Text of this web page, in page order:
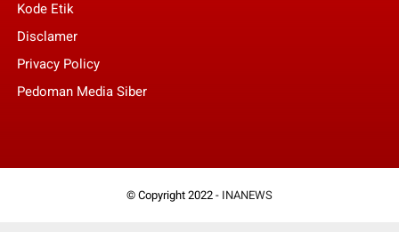
Kode Etik
Disclamer
Privacy Policy
Pedoman Media Siber
© Copyright 2022 - INANEWS